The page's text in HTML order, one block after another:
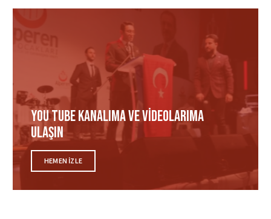
You tube Kanalıma ve videolarıma
ulaşın
HEMEN IZLE